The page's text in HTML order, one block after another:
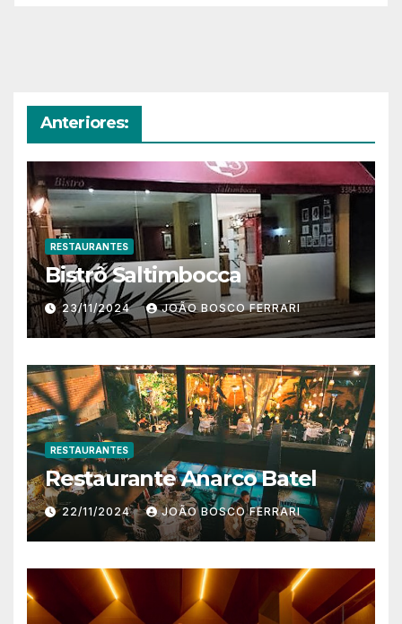
Anteriores:
RESTAURANTES
Bistrô Saltimbocca
23/11/2024 JOÃO BOSCO FERRARI
RESTAURANTES
Restaurante Anarco Batel
22/11/2024 JOÃO BOSCO FERRARI